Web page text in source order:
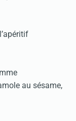
au sésame,